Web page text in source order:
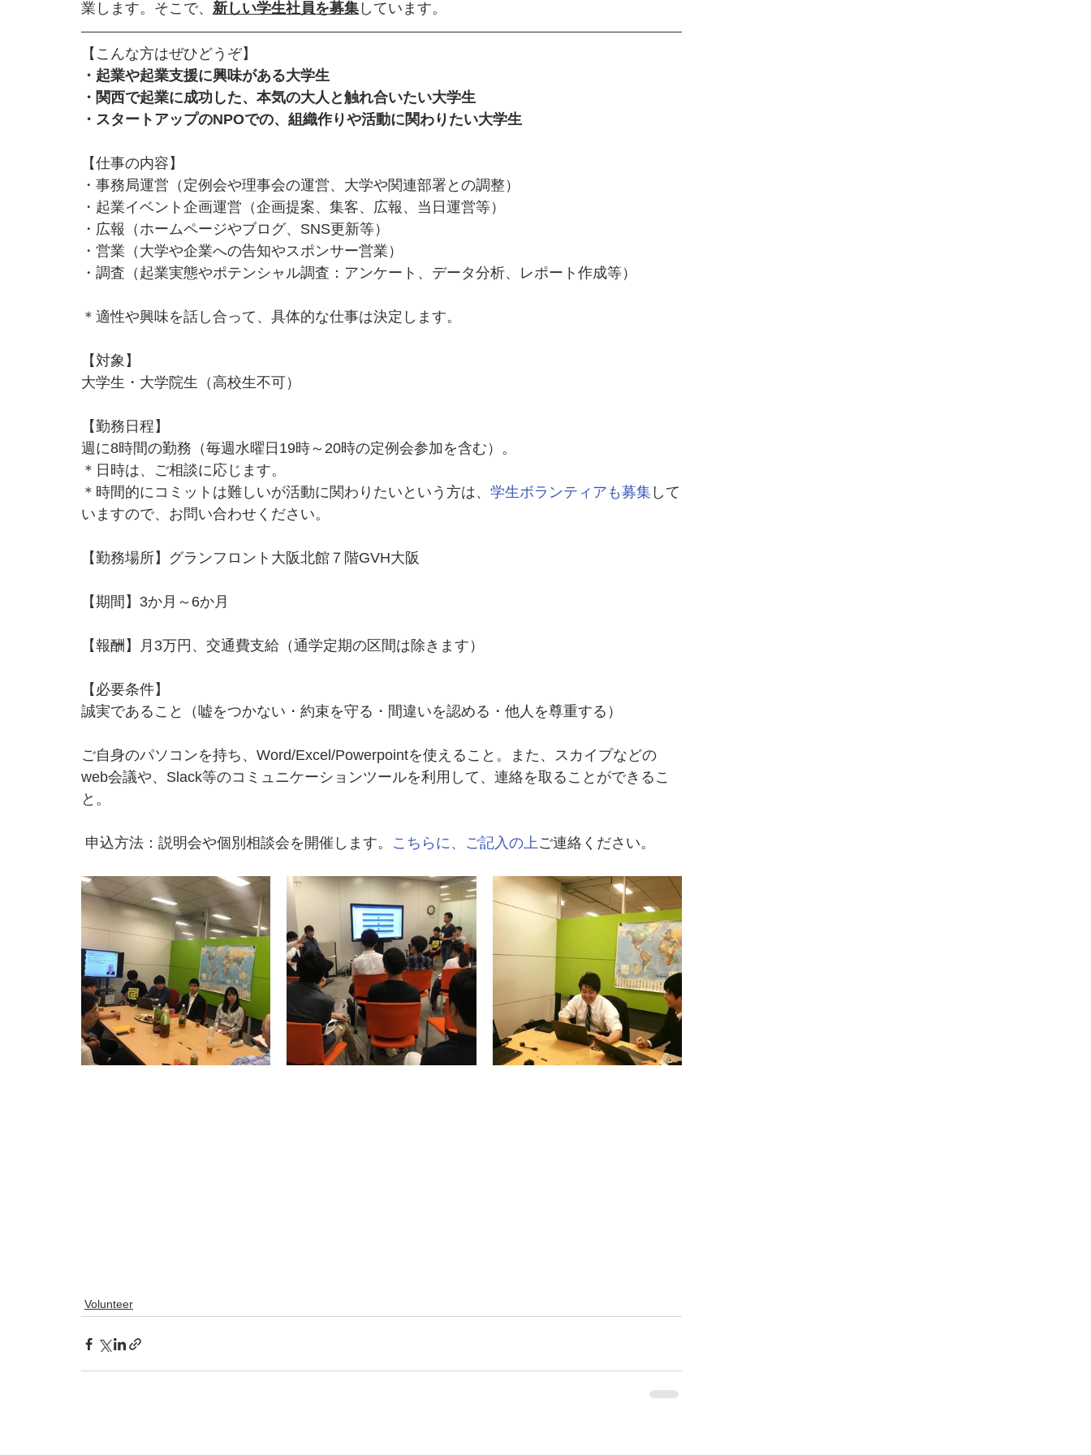
業します。そこで、 新しい学生社員を募集 しています。
【こんな方はぜひどうぞ】
・起業や起業支援に興味がある大学生
・関西で起業に成功した、本気の大人と触れ合いたい大学生
・スタートアップのNPOでの、組織作りや活動に関わりたい大学生
【仕事の内容】
・事務局運営（定例会や理事会の運営、大学や関連部署との調整）
・起業イベント企画運営（企画提案、集客、広報、当日運営等）
・広報（ホームページやブログ、SNS更新等）
・営業（大学や企業への告知やスポンサー営業）
・調査（起業実態やポテンシャル調査：アンケート、データ分析、レポート作成等）
＊適性や興味を話し合って、具体的な仕事は決定します。
【対象】
大学生・大学院生（高校生不可）
【勤務日程】
週に8時間の勤務（毎週水曜日19時～20時の定例会参加を含む）。
＊日時は、ご相談に応じます。
＊時間的にコミットは難しいが活動に関わりたいという方は、 学生ボランティアも募集 して
いますので、お問い合わせください。
【勤務場所】グランフロント大阪北館７階GVH大阪
【期間】3か月～6か月
【報酬】月3万円、交通費支給（通学定期の区間は除きます）
【必要条件】
誠実であること（嘘をつかない・約束を守る・間違いを認める・他人を尊重する）
ご自身のパソコンを持ち、Word/Excel/Powerpointを使えること。また、スカイプなどの
web会議や、Slack等のコミュニケーションツールを利用して、連絡を取ることができるこ
と。
申込方法：説明会や個別相談会を開催します。 こちらに、ご記入の上ご連絡ください。
Volunteer